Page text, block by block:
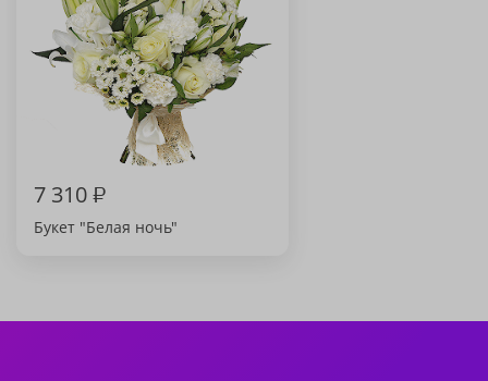
7 310₽
Букет "Белая ночь"